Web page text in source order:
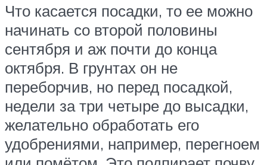
Что касается посадки, то ее можно
начинать со второй половины
сентября и аж почти до конца
октября. В грунтах он не
переборчив, но перед посадкой,
недели за три четыре до высадки,
желательно обработать его
удобрениями, например, перегноем